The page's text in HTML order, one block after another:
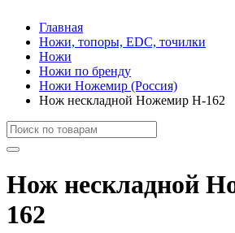
Главная
Ножи, топоры, EDC, точилки
Ножи
Ножи по бренду
Ножи Ножемир (Россия)
Нож нескладной Ножемир H-162
Нож нескладной
162